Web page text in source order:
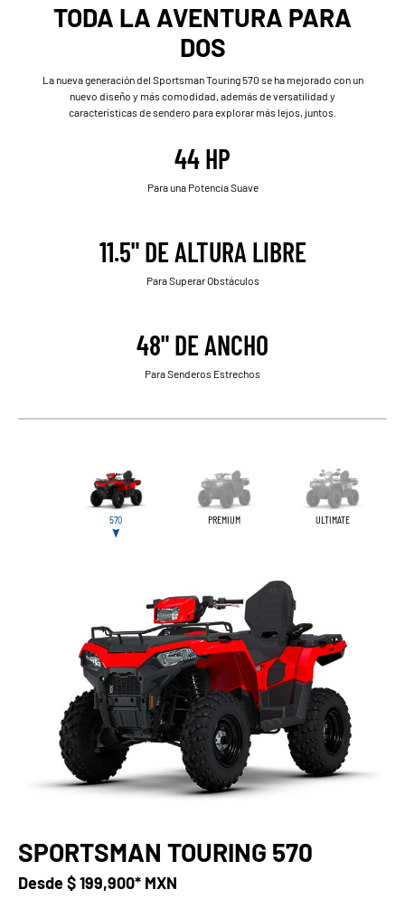
TODA LA AVENTURA PARA
DOS
La nueva generación del Sportsman Touring 570 se ha mejorado con un
nuevo diseño y más comodidad, además de versatilidad y
características de sendero para explorar más lejos, juntos.
44 HP
Para una Potencia Suave
11.5" DE ALTURA LIBRE
Para Superar Obstáculos
48" DE ANCHO
Para Senderos Estrechos
570 PREMIUM ULTIMATE
SPORTSMAN TOURING 570
Desde$ 199,900* MXN